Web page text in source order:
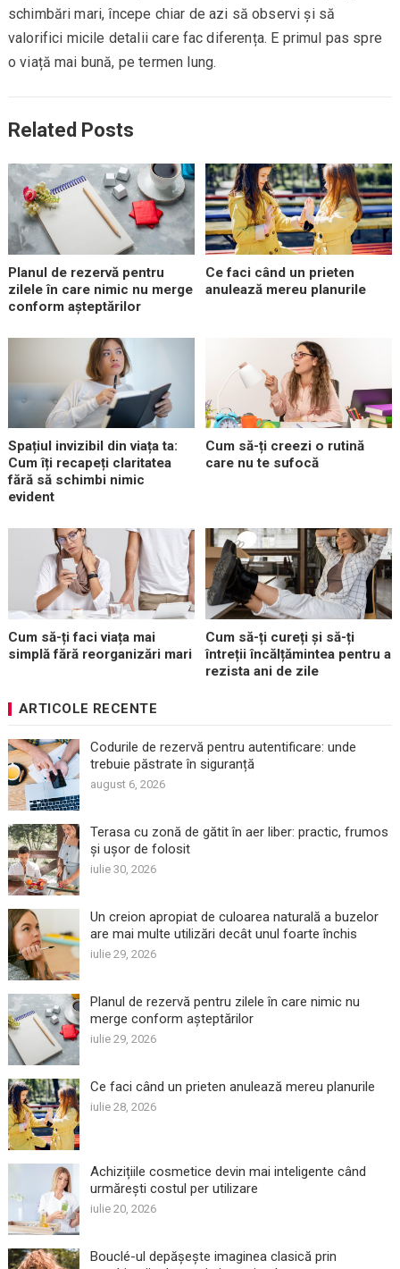
schimbări mari, începe chiar de azi să observi și să
valorifici micile detalii care fac diferența. E primul pas spre
o viață mai bună, pe termen lung.
Related Posts
Planul de rezervă pentru
zilele în care nimic nu merge
conform așteptărilor
Ce faci când un prieten
anulează mereu planurile
Spațiul invizibil din viața ta:
Cum îți recapeți claritatea
fără să schimbi nimic
evident
Cum să-ți creezi o rutină
care nu te sufocă
Cum să-ți faci viața mai
simplă fără reorganizări mari
Cum să-ți cureți și să-ți
întreții încălțămintea pentru a
rezista ani de zile
ARTICOLE RECENTE
Codurile de rezervă pentru autentificare: unde
trebuie păstrate în siguranță
august 6, 2026
Terasa cu zonă de gătit în aer liber: practic, frumos
și ușor de folosit
iulie 30, 2026
Un creion apropiat de culoarea naturală a buzelor
are mai multe utilizări decât unul foarte închis
iulie 29, 2026
Planul de rezervă pentru zilele în care nimic nu
merge conform așteptărilor
iulie 29, 2026
Ce faci când un prieten anulează mereu planurile
iulie 28, 2026
Achizițiile cosmetice devin mai inteligente când
urmărești costul per utilizare
iulie 20, 2026
Bouclé-ul depășește imaginea clasică prin